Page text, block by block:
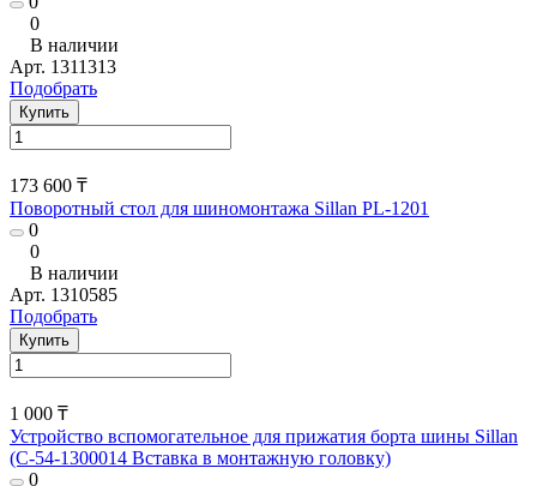
0
В наличии
Арт. 1311313
Подобрать
Купить
173 600 ₸
Поворотный стол для шиномонтажа Sillan PL-1201
0
0
В наличии
Арт. 1310585
Подобрать
Купить
1 000 ₸
Устройство вспомогательное для прижатия борта шины Sillan
(С-54-1300014 Вставка в монтажную головку)
0